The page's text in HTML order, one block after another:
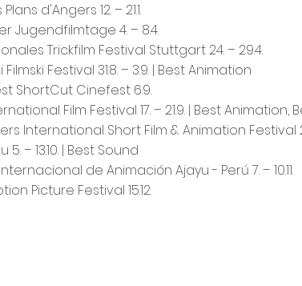
d'Angers 12. – 21.1.
Jugendfilmtage 4. – 8.4.
Trickfilm Festival Stuttgart 24. – 29.4.
Filmski Festival 31.8. – 3.9. | Best Animation
ShortCut Cinefest 6.9.
Film Festival 17. – 21.9. | Best Animation,
International Short Film & Animation Festival
5. – 13.10. | Best Sound
de Animación Ajayu - Perú 7. – 10.11.
Picture Festival 15.12.